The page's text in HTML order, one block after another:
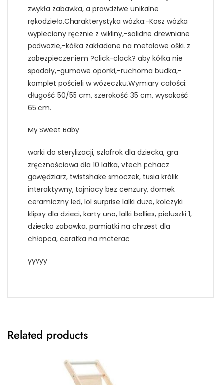
zwykła zabawka, a prawdziwe unikalne
rękodzieło.Charakterystyka wózka:-Kosz wózka
wypleciony ręcznie z wikliny,-solidne drewniane
podwozie,-kółka zakładane na metalowe ośki, z
zabezpieczeniem ?click-clack? aby kółka nie
spadały,-gumowe oponki,-ruchoma budka,-
komplet pościeli w wózeczku.Wymiary całości:
długość 50/55 cm, szerokość 35 cm, wysokość
65 cm.
My Sweet Baby
worki do sterylizacji, szlafrok dla dziecka, gra
zręcznościowa dla 10 latka, vtech pchacz
gawędziarz, twistshake smoczek, tusia królik
interaktywny, tajniacy bez cenzury, domek
ceramiczny led, lol surprise lalki duże, kolczyki
klipsy dla dzieci, karty uno, lalki bellies, pieluszki 1,
dziecko zabawka, pamiątki na chrzest dla
chłopca, ceratka na materac
yyyyy
Related products